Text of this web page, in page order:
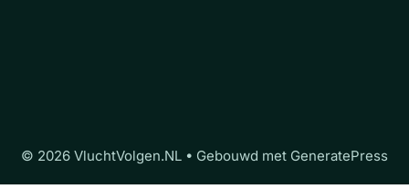
© 2026 VluchtVolgen.NL • Gebouwd met GeneratePress